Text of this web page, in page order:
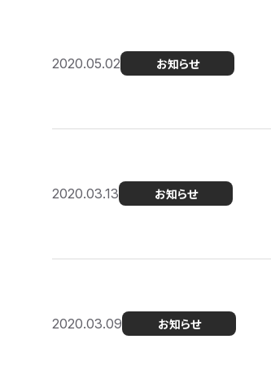
2020.05.02 お知らせ
2020.03.13 お知らせ
2020.03.09 お知らせ